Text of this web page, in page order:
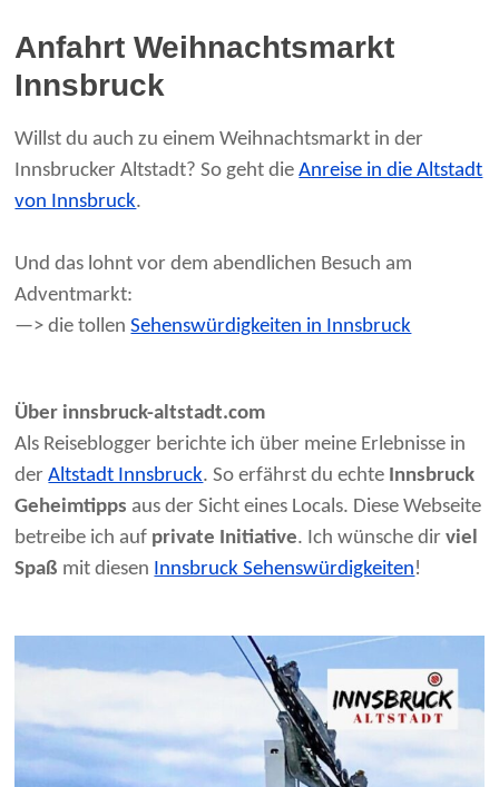
Anfahrt Weihnachtsmarkt
Innsbruck
Willst du auch zu einem Weihnachtsmarkt in der
Innsbrucker Altstadt? So geht dieAnreise in die Altstadt
von Innsbruck.
Und das lohnt vor dem abendlichen Besuch am
Adventmarkt:
—> die tollenSehenswürdigkeiten in Innsbruck
Über innsbruck-altstadt.com
Als Reiseblogger berichte ich über meine Erlebnisse in
derAltstadt Innsbruck. So erfährst du echte Innsbruck
Geheimtipps aus der Sicht eines Locals. Diese Webseite
betreibe ich auf private Initiative. Ich wünsche dirviel
Spaß mit diesen Innsbruck Sehenswürdigkeiten!